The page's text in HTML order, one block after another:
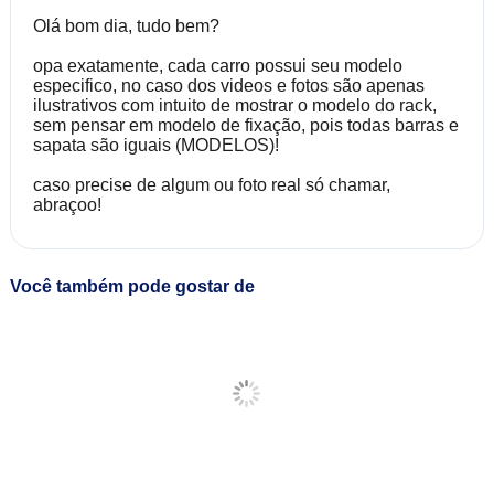
Olá bom dia, tudo bem?
opa exatamente, cada carro possui seu modelo
especifico, no caso dos videos e fotos são apenas
ilustrativos com intuito de mostrar o modelo do rack,
sem pensar em modelo de fixação, pois todas barras e
sapata são iguais (MODELOS)!
caso precise de algum ou foto real só chamar,
abraçoo!
Você também pode gostar de